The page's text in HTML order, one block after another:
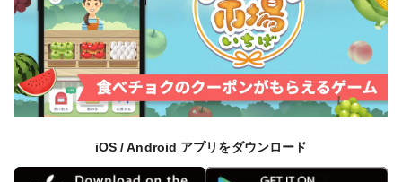
iOS / Android アプリをダウンロード